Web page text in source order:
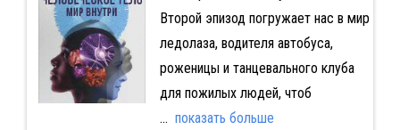
Второй эпизод погружает нас в мир
ледолаза, водителя автобуса,
роженицы и танцевального клуба
для пожилых людей, чтоб
... показать больше